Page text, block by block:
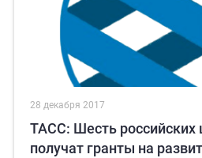
28 декабря 2017
ТАСС: Шесть российских
получат гранты на